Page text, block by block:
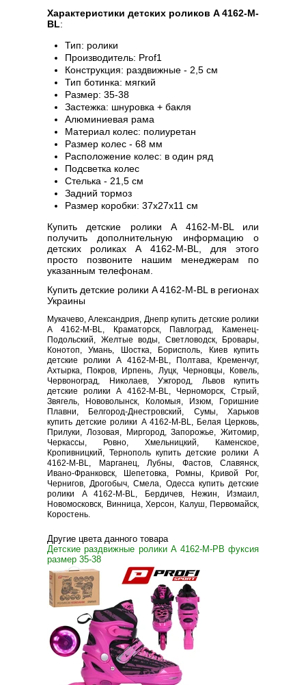
Характеристики детских роликов A 4162-M-
BL:
Тип: ролики
Производитель: Prof1
Конструкция: раздвижные - 2,5 см
Тип ботинка: мягкий
Размер: 35-38
Застежка: шнуровка + бакля
Алюминиевая рама
Материал колес: полиуретан
Размер колес - 68 мм
Расположение колес: в один ряд
Подсветка колес
Стелька - 21,5 см
Задний тормоз
Размер коробки: 37х27х11 см
Купить детские ролики A 4162-M-BL или
получить дополнительную информацию о
детских роликах A 4162-M-BL, для этого
просто позвоните нашим менеджерам по
указанным телефонам.
Купить детские ролики A 4162-M-BL в регионах
Украины
Мукачево, Александрия, Днепр купить детские ролики
A 4162-M-BL, Краматорск, Павлоград, Каменец-
Подольский, Желтые воды, Светловодск, Бровары,
Конотоп, Умань, Шостка, Борисполь, Киев купить
детские ролики A 4162-M-BL, Полтава, Кременчуг,
Ахтырка, Покров, Ирпень, Луцк, Черновцы, Ковель,
Червоноград, Николаев, Ужгород, Львов купить
детские ролики A 4162-M-BL, Черноморск, Стрый,
Звягель, Нововолынск, Коломыя, Изюм, Горишние
Плавни, Белгород-Днестровский, Сумы, Харьков
купить детские ролики A 4162-M-BL, Белая Церковь,
Прилуки, Лозовая, Миргород, Запорожье, Житомир,
Черкассы, Ровно, Хмельницкий, Каменское,
Кропивницкий, Тернополь купить детские ролики A
4162-M-BL, Марганец, Лубны, Фастов, Славянск,
Ивано-Франковск, Шепетовка, Ромны, Кривой Рог,
Чернигов, Дрогобыч, Смела, Одесса купить детские
ролики A 4162-M-BL, Бердичев, Нежин, Измаил,
Новомосковск, Винница, Херсон, Калуш, Первомайск,
Коростень.
Другие цвета данного товара
Детские раздвижные ролики A 4162-M-PB фуксия
размер 35-38